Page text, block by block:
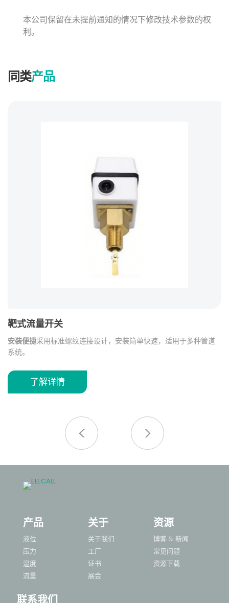
本公司保留在未提前通知的情况下修改技术参数的权
利。
同类产品
靶式流量开关
安装便捷采用标准螺纹连接设计，安装简单快速，适用于多种管道
系统。
果。
优质材质 采用耐用塑料底座与黄铜螺纹接口，具有良好的耐腐蚀性
和机械强度。
不同管路安装需求。
适用于水处理、暖通空调（HVAC）、泵组控制、工业管
路等流量监测场景。
了解详情
产品
液位
压力
温度
流量
关于
关于我们
工厂
证书
展会
资源
博客 & 新闻
常见问题
资源下载
联系我们